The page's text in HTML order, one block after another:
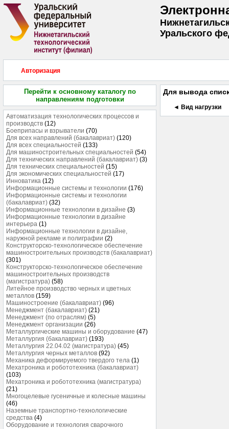
Уральского
Авторизация
Перейти к основному каталогу по
направлениям подготовки
Автоматизация технологических процессов и
производств (12)
Боеприпасы и взрыватели (70)
Для всех направлений (бакалавриат) (120)
Для всех специальностей (133)
Для машиностроительных специальностей (54)
Для технических направлений (бакалавриат) (3)
Для технических специальностей (15)
Для экономических специальностей (17)
Инноватика (12)
Информационные системы и технологии (176)
Информационные системы и технологии
(бакалавриат) (32)
Информационные технологии в дизайне (3)
Информационные технологии в дизайне
интерьера (1)
Информационные технологии в дизайне,
наружной рекламе и полиграфии (2)
Конструкторско-технологическое обеспечение
машиностроительных производств (бакалавриат)
(301)
Конструкторско-технологическое обеспечение
машиностроительных производств
(магистратура) (58)
Литейное производство черных и цветных
металлов (159)
Машиностроение (бакалавриат) (96)
Менеджмент (бакалавриат) (21)
Менеджмент (по отраслям) (5)
Менеджмент организации (26)
Металлургические машины и оборудование (47)
Металлургия (бакалавриат) (193)
Металлургия 22.04.02 (магистратура) (45)
Металлургия черных металлов (92)
Механика деформируемого твердого тела (1)
Мехатроника и робототехника (бакалавриат)
(103)
Мехатроника и робототехника (магистратура)
(21)
Многоцелевые гусеничные и колесные машины
(46)
Наземные транспортно-технологические
средства (4)
Оборудование и технология сварочного
Для вывода
◄ Вид нагрузки